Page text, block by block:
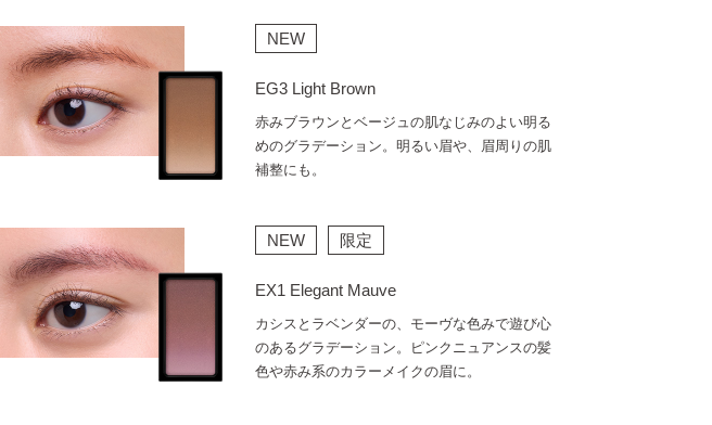
NEW
EG3 Light Brown
赤みブラウンとベージュの肌なじみのよい明る
めのグラデーション。明るい眉や、眉周りの肌
補整にも。
NEW 限定
EX1 Elegant Mauve
カシスとラベンダーの、モーヴな色みで遊び心
のあるグラデーション。ピンクニュアンスの髪
色や赤み系のカラーメイクの眉に。